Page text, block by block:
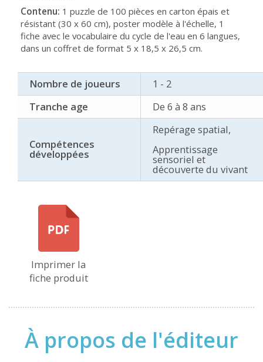
Contenu: 1 puzzle de 100 pièces en carton épais et
résistant (30 x 60 cm), poster modèle à l'échelle, 1
fiche avec le vocabulaire du cycle de l'eau en 6 langues,
dans un coffret de format 5 x 18,5 x 26,5 cm.
Nombre de joueurs
1 - 2
Tranche age
De 6 à 8 ans
Compétences
développées
Repérage spatial,
Apprentissage
sensoriel et
découverte du vivant
Imprimer la
fiche produit
À propos de l'éditeur